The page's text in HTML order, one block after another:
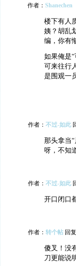
作者： Shanechen
楼下有人
姨？胡乱
编，你有
如果俺是
可来往行
是围观一
作者： 不过-如此
那头拿当
呀，不知
作者： 不过-如此
开口闭口
作者： 转个帖 回复
傻叉！没
刀更能说